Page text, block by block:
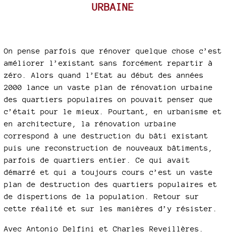
URBAINE
On pense parfois que rénover quelque chose c’est
améliorer l’existant sans forcément repartir à
zéro. Alors quand l’Etat au début des années
2000 lance un vaste plan de rénovation urbaine
des quartiers populaires on pouvait penser que
c’était pour le mieux. Pourtant, en urbanisme et
en architecture, la rénovation urbaine
correspond à une destruction du bâti existant
puis une reconstruction de nouveaux bâtiments,
parfois de quartiers entier. Ce qui avait
démarré et qui a toujours cours c’est un vaste
plan de destruction des quartiers populaires et
de dispertions de la population. Retour sur
cette réalité et sur les manières d’y résister.
Avec Antonio Delfini et Charles Reveillères.